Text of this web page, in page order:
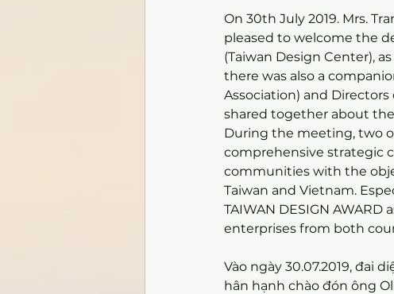
On 30th July 2019. Mrs.
pleased to welcome the
(Taiwan Design Center),
there was also a
Association) and Directors
shared together about
During the meeting, two
comprehensive strategic
communities with the
Taiwan and Vietnam.
TAIWAN DESIGN
enterprises from both
Vào ngày 30.07.2019, đai
hân hạnh chào đón ông